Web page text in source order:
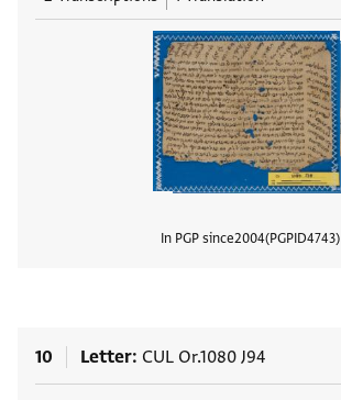
In PGP since2004 PGPID4743
10 Letter CUL Or.1080 J94